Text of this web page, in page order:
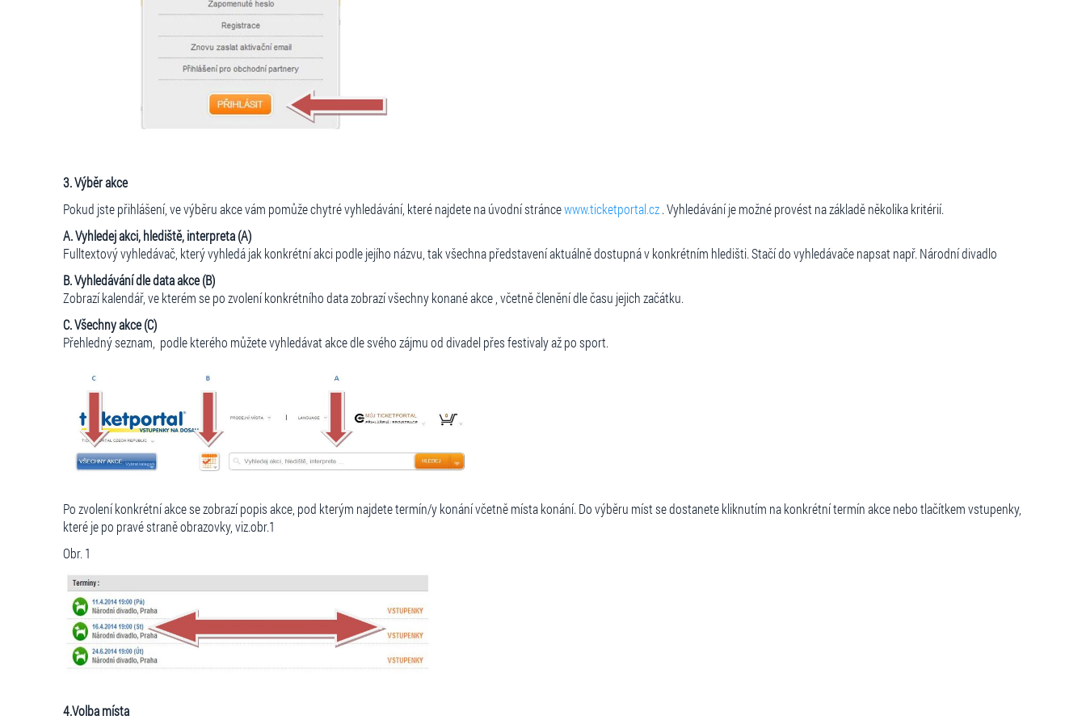
3. Výběr akce
Pokud jste přihlášení, ve výběru akce vám pomůže chytré vyhledávání, které najdete na úvodní stráncewww.ticketportal.cz. Vyhledávání je možné provést na základě několika kritérií.
A. Vyhledej akci, hlediště, interpreta (A)
Fulltextový vyhledávač, který vyhledá jak konkrétní akci podle jejího názvu, tak všechna představení aktuálně dostupná v konkrétním hledišti. Stačí do vyhledávače napsat např. Národní divadlo
B. Vyhledávání dle data akce (B)
Zobrazí kalendář, ve kterém se po zvolení konkrétního data zobrazí všechny konané akce , včetně členění dle času jejich začátku.
C. Všechny akce (C)
Přehledný seznam, podle kterého můžete vyhledávat akce dle svého zájmu od divadel přes festivaly až po sport.
Po zvolení konkrétní akce se zobrazí popis akce, pod kterým najdete termín/y konání včetně místa konání. Do výběru míst se dostanete kliknutím na konkrétní termín akce nebo tlačítkem vstupenky,
které je po pravé straně obrazovky, viz.obr.1
Obr. 1
4.Volba místa